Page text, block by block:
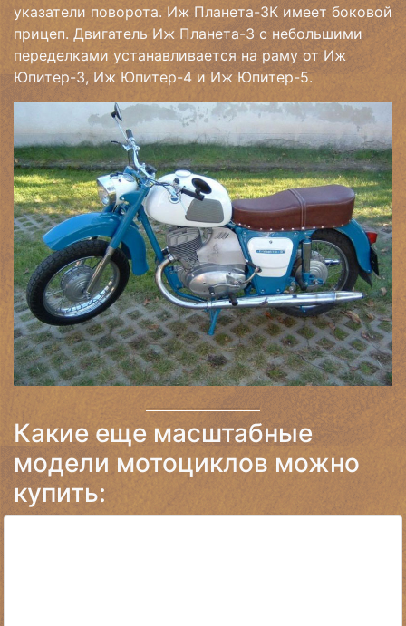
указатели поворота. Иж Планета-3К имеет боковой
прицеп. Двигатель Иж Планета-3 с небольшими
переделками устанавливается на раму от Иж
Юпитер-3, Иж Юпитер-4 и Иж Юпитер-5.
Какие еще масштабные
модели мотоциклов можно
купить: